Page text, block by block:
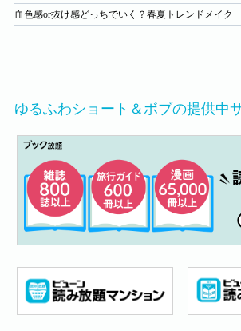
血色感or抜け感どっちでいく？春夏トレンドメイク
ゆるふわショート＆ボブの提供中